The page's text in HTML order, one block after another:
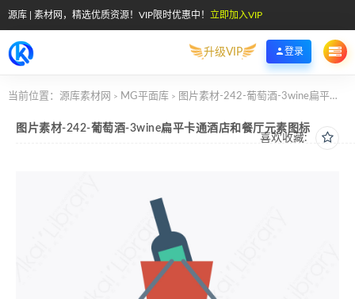
源库 | 素材网，精选优质资源！VIP限时优惠中！ 立即加入VIP
升级VIP 登录
当前位置： 源库素材网 > MG平面库 > 图片素材-242-葡萄酒-3wine扁平卡通酒店和餐厅元素图标
喜欢收藏:
图片素材-242-葡萄酒-3wine扁平卡通酒店和餐厅元素图标